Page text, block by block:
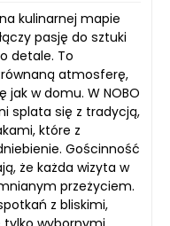
kulinarnej mapie
pasję do sztuki
detale. To
atmosferę,
w domu. W NOBO
splata się z tradycją,
które z
Gościnność
że każda wizyta w
przeżyciem.
z bliskimi,